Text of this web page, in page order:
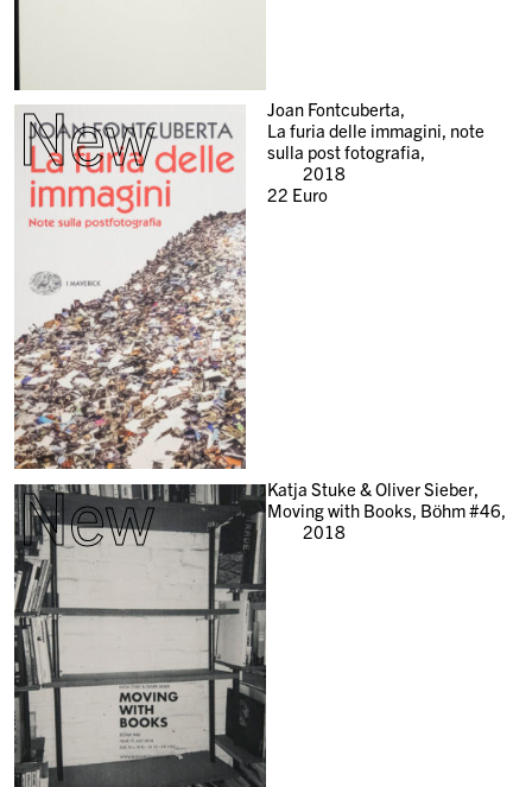
New
Joan Fontcuberta,
La furia delle immagini, note
sulla post fotografia,
2018
22 Euro
New
Katja Stuke & Oliver Sieber,
Moving with Books, Böhm #46,
2018